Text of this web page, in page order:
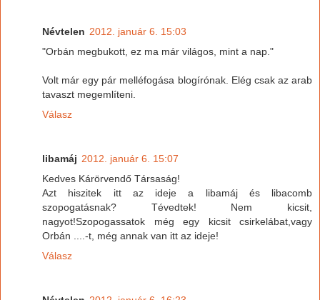
Névtelen 2012. január 6. 15:03
"Orbán megbukott, ez ma már világos, mint a nap."
Volt már egy pár melléfogása blogírónak. Elég csak az arab
tavaszt megemlíteni.
Válasz
libamáj 2012. január 6. 15:07
Kedves Kárörvendő Társaság!
Azt hiszitek itt az ideje a libamáj és libacomb
szopogatásnak? Tévedtek! Nem kicsit,
nagyot!Szopogassatok még egy kicsit csirkelábat,vagy
Orbán ....-t, még annak van itt az ideje!
Válasz